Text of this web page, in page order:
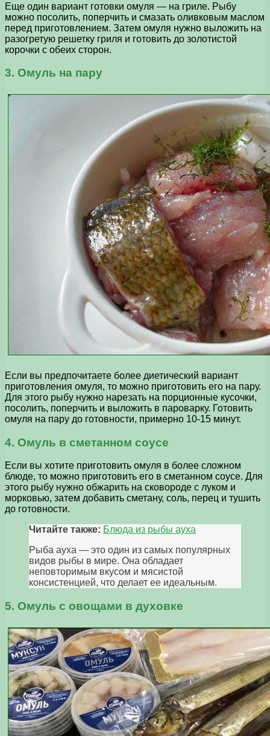
Еще один вариант готовки омуля — на гриле. Рыбу
можно посолить, поперчить и смазать оливковым маслом
перед приготовлением. Затем омуля нужно выложить на
разогретую решетку гриля и готовить до золотистой
корочки с обеих сторон.
3. Омуль на пару
Если вы предпочитаете более диетический вариант
приготовления омуля, то можно приготовить его на пару.
Для этого рыбу нужно нарезать на порционные кусочки,
посолить, поперчить и выложить в пароварку. Готовить
омуля на пару до готовности, примерно 10-15 минут.
4. Омуль в сметанном соусе
Если вы хотите приготовить омуля в более сложном
блюде, то можно приготовить его в сметанном соусе. Для
этого рыбу нужно обжарить на сковороде с луком и
морковью, затем добавить сметану, соль, перец и тушить
до готовности.
Читайте также: Блюда из рыбы ауха
Рыба ауха — это один из самых популярных
видов рыбы в мире. Она обладает
неповторимым вкусом и мясистой
консистенцией, что делает ее идеальным.
5. Омуль с овощами в духовке